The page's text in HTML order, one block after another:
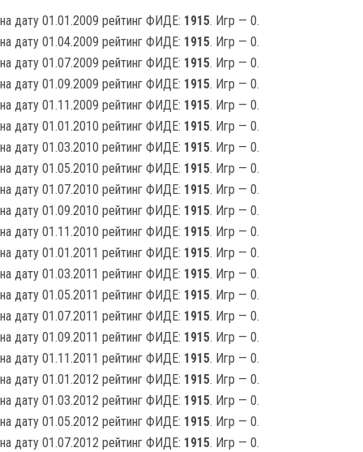
на дату 01.01.2009 рейтинг ФИДЕ: 1915. Игр — 0.
на дату 01.04.2009 рейтинг ФИДЕ: 1915. Игр — 0.
на дату 01.07.2009 рейтинг ФИДЕ: 1915. Игр — 0.
на дату 01.09.2009 рейтинг ФИДЕ: 1915. Игр — 0.
на дату 01.11.2009 рейтинг ФИДЕ: 1915. Игр — 0.
на дату 01.01.2010 рейтинг ФИДЕ: 1915. Игр — 0.
на дату 01.03.2010 рейтинг ФИДЕ: 1915. Игр — 0.
на дату 01.05.2010 рейтинг ФИДЕ: 1915. Игр — 0.
на дату 01.07.2010 рейтинг ФИДЕ: 1915. Игр — 0.
на дату 01.09.2010 рейтинг ФИДЕ: 1915. Игр — 0.
на дату 01.11.2010 рейтинг ФИДЕ: 1915. Игр — 0.
на дату 01.01.2011 рейтинг ФИДЕ: 1915. Игр — 0.
на дату 01.03.2011 рейтинг ФИДЕ: 1915. Игр — 0.
на дату 01.05.2011 рейтинг ФИДЕ: 1915. Игр — 0.
на дату 01.07.2011 рейтинг ФИДЕ: 1915. Игр — 0.
на дату 01.09.2011 рейтинг ФИДЕ: 1915. Игр — 0.
на дату 01.11.2011 рейтинг ФИДЕ: 1915. Игр — 0.
на дату 01.01.2012 рейтинг ФИДЕ: 1915. Игр — 0.
на дату 01.03.2012 рейтинг ФИДЕ: 1915. Игр — 0.
на дату 01.05.2012 рейтинг ФИДЕ: 1915. Игр — 0.
на дату 01.07.2012 рейтинг ФИДЕ: 1915. Игр — 0.